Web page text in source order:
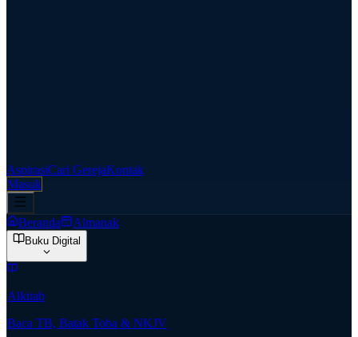
AspirasiCari GerejaKontak
Masuk
Beranda Almanak
Buku Digital
Alkitab
Baca TB, Batak Toba & NKJV